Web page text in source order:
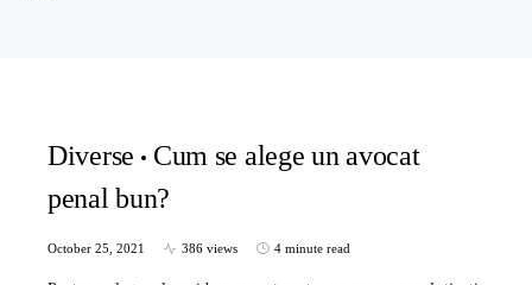
Diverse
Cum se alege un avocat
penal bun?
October 25, 2021 386 views 4 minute read